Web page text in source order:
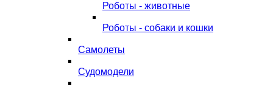
Роботы - животные
Роботы - собаки и кошки
Самолеты
Судомодели